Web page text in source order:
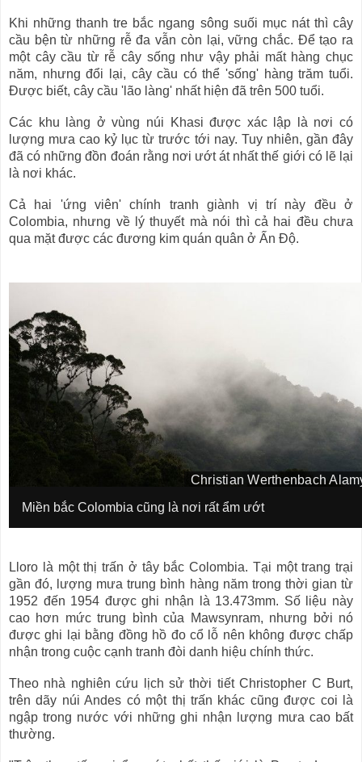
Khi những thanh tre bắc ngang sông suối mục nát thì cây
cầu bện từ những rễ đa vẫn còn lại, vững chắc. Để tạo ra
một cây cầu từ rễ cây sống như vậy phải mất hàng chục
năm, nhưng đổi lại, cây cầu có thể 'sống' hàng trăm tuổi.
Được biết, cây cầu 'lão làng' nhất hiện đã trên 500 tuổi.
Các khu làng ở vùng núi Khasi được xác lập là nơi có
lượng mưa cao kỷ lục từ trước tới nay. Tuy nhiên, gần đây
đã có những đồn đoán rằng nơi ướt át nhất thế giới có lẽ lại
là nơi khác.
Cả hai 'ứng viên' chính tranh giành vị trí này đều ở
Colombia, nhưng về lý thuyết mà nói thì cả hai đều chưa
qua mặt được các đương kim quán quân ở Ấn Độ.
g
o
p
y
r
i
g
h
t
Christian Werthenbach
I
a
c
a
p
t
i
o
n
Miền bắc Colombia cũng là nơi rất ẩm ướt
Lloro là một thị trấn ở tây bắc Colombia. Tại một trang trại
gần đó, lượng mưa trung bình hàng năm trong thời gian từ
1952 đến 1954 được ghi nhận là 13.473mm. Số liệu này
cao hơn mức trung bình của Mawsynram, nhưng bởi nó
được ghi lại bằng đồng hồ đo cổ lỗ nên không được chấp
nhận trong cuộc cạnh tranh đòi danh hiệu chính thức.
Theo nhà nghiên cứu lịch sử thời tiết Christopher C Burt,
trên dãy núi Andes có một thị trấn khác cũng được coi là
ngập trong nước với những ghi nhận lượng mưa cao bất
thường.